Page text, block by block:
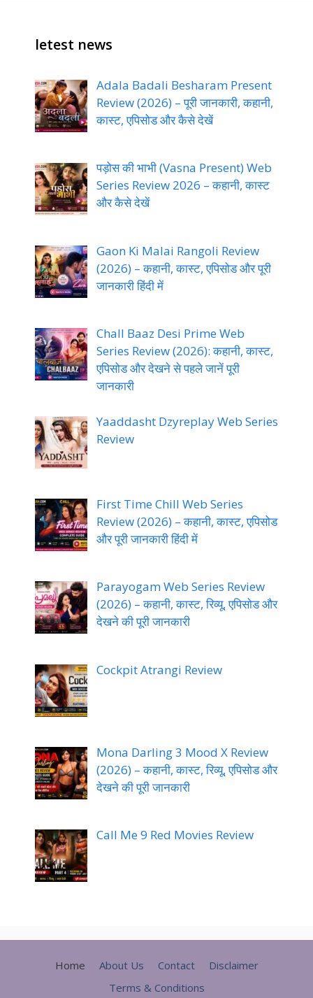
letest news
Adala Badali Besharam Present
Review (2026) – पूरी जानकारी, कहानी,
कास्ट, एपिसोड और कैसे देखें
पड़ोस की भाभी (Vasna Present) Web
Series Review 2026 – कहानी, कास्ट
और कैसे देखें
Gaon Ki Malai Rangoli Review
(2026) – कहानी, कास्ट, एपिसोड और पूरी
जानकारी हिंदी में
Chall Baaz Desi Prime Web
Series Review (2026): कहानी, कास्ट,
एपिसोड और देखने से पहले जानें पूरी
जानकारी
Yaaddasht Dzyreplay Web Series
Review
First Time Chill Web Series
Review (2026) – कहानी, कास्ट, एपिसोड
और पूरी जानकारी हिंदी में
Parayogam Web Series Review
(2026) – कहानी, कास्ट, रिव्यू, एपिसोड और
देखने की पूरी जानकारी
Cockpit Atrangi Review
Mona Darling 3 Mood X Review
(2026) – कहानी, कास्ट, रिव्यू, एपिसोड और
देखने की पूरी जानकारी
Call Me 9 Red Movies Review
Home About Us Contact
Disclaimer
Terms & Conditions